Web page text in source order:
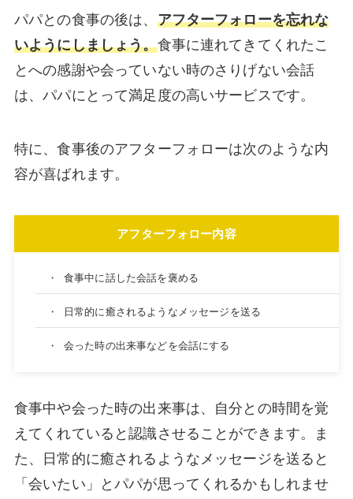
パパとの食事の後は、 アフターフォローを忘れな
いようにしましょう。食事に連れてきてくれたこ
とへの感謝や会っていない時のさりげない会話
は、パパにとって満足度の高いサービスです。
特に、食事後のアフターフォローは次のような内
容が喜ばれます。
アフターフォロー内容
・ 食事中に話した会話を褒める
・ 日常的に癒されるようなメッセージを送る
・ 会った時の出来事などを会話にする
食事中や会った時の出来事は、自分との時間を覚
えてくれていると認識させることができます。ま
た、日常的に癒されるようなメッセージを送ると
「会いたい」とパパが思ってくれるかもしれませ